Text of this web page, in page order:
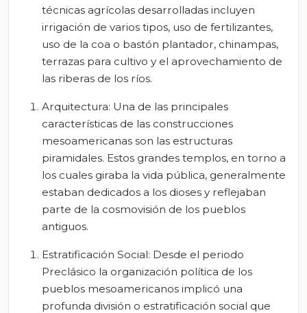
técnicas agrícolas desarrolladas incluyen
irrigación de varios tipos, uso de fertilizantes,
uso de la coa o bastón plantador, chinampas,
terrazas para cultivo y el aprovechamiento de
las riberas de los ríos.
Arquitectura: Una de las principales
características de las construcciones
mesoamericanas son las estructuras
piramidales. Estos grandes templos, en torno a
los cuales giraba la vida pública, generalmente
estaban dedicados a los dioses y reflejaban
parte de la cosmovisión de los pueblos
antiguos.
Estratificación Social: Desde el periodo
Preclásico la organización política de los
pueblos mesoamericanos implicó una
profunda división o estratificación social que